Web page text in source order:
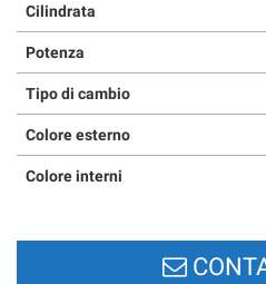
Cilindrata
Potenza
Tipo di cambio
Colore esterno
Colore interni